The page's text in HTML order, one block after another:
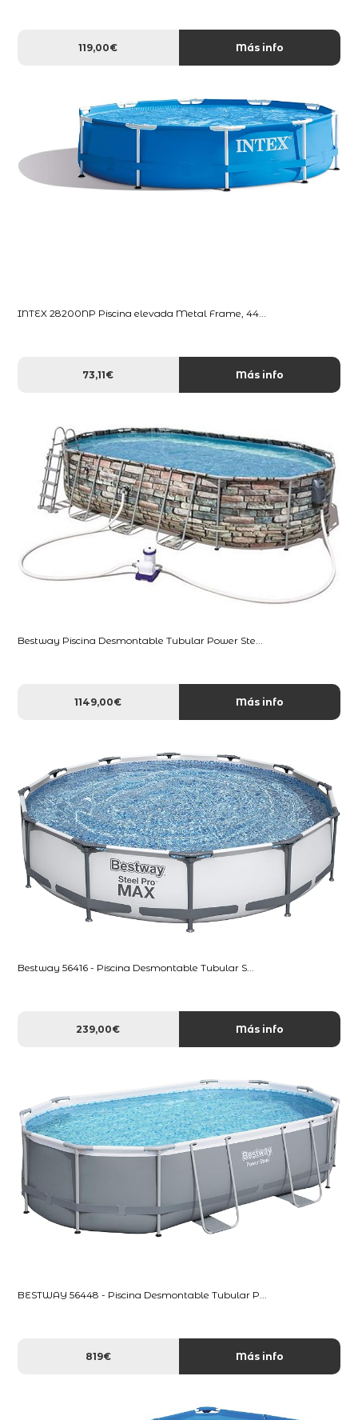
119,00€ Más info
INTEX 28200NP Piscina elevada Metal Frame, 44...
73,11€ Más info
Bestway Piscina Desmontable Tubular Power Ste...
1149,00€ Más info
Bestway 56416 - Piscina Desmontable Tubular S...
239,00€ Más info
BESTWAY 56448 - Piscina Desmontable Tubular P...
819€ Más info